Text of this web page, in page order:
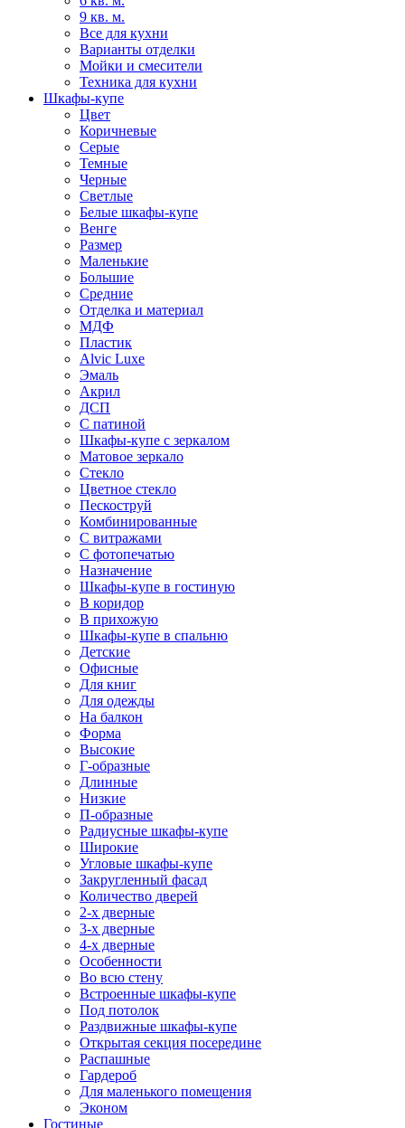
9 кв. м.
Все для кухни
Варианты отделки
Мойки и смесители
Техника для кухни
Шкафы-купе
Цвет
Коричневые
Серые
Темные
Черные
Светлые
Белые шкафы-купе
Венге
Размер
Маленькие
Большие
Средние
Отделка и материал
МДФ
Пластик
Alvic Luxe
Эмаль
Акрил
ДСП
С патиной
Шкафы-купе с зеркалом
Матовое зеркало
Стекло
Цветное стекло
Пескоструй
Комбинированные
С витражами
С фотопечатью
Назначение
Шкафы-купе в гостиную
В коридор
В прихожую
Шкафы-купе в спальню
Детские
Офисные
Для книг
Для одежды
На балкон
Форма
Высокие
Г-образные
Длинные
Низкие
П-образные
Радиусные шкафы-купе
Широкие
Угловые шкафы-купе
Закругленный фасад
Количество дверей
2-х дверные
3-х дверные
4-х дверные
Особенности
Во всю стену
Встроенные шкафы-купе
Под потолок
Раздвижные шкафы-купе
Открытая секция посередине
Распашные
Гардероб
Для маленького помещения
Эконом
Гостиные